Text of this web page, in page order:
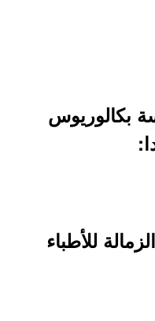
بكالوريوس
في الزمالة للأطباء